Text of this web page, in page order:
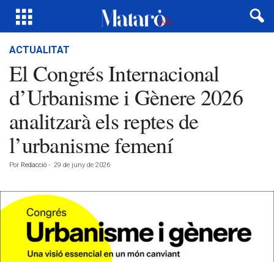
ACTUALITAT
El Congrés Internacional
d’Urbanisme i Gènere 2026
analitzarà els reptes de
l’urbanisme femení
Por Redacció - 29 de juny de 2026